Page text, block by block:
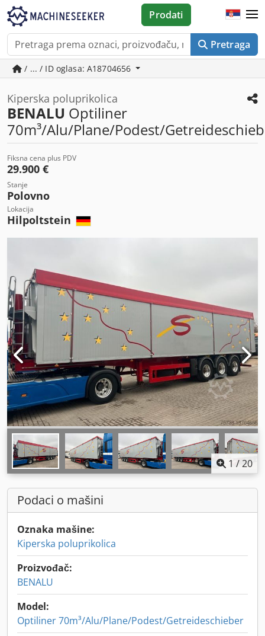
Pretraga
Prodati
/ ... / ID oglasa: A18704656
Kiperska poluprikolica
BENALU Optiliner
70m³/Alu/Plane/Podest/
Fiksna cena plus PDV
29.900 €
Stanje
Polovno
Lokacija
Hilpoltstein
1 /20
Podaci o mašini
Oznaka mašine:
Kiperska poluprikolica
Proizvođač:
BENALU
Model:
Optiliner 70m³/Alu/Plane/Podest/Getreideschieber